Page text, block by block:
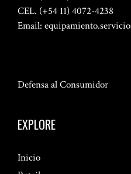
CEL. (+54 11) 4072-4238
Email:
Defensa al Consumidor
EXPLORE
Inicio